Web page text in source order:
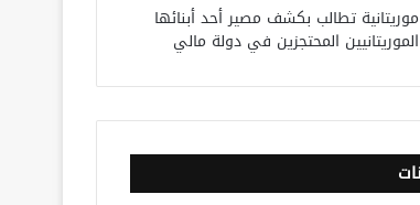
تطالب بكشف مصير أحد أبنائها
المحتجزين في دولة مالي